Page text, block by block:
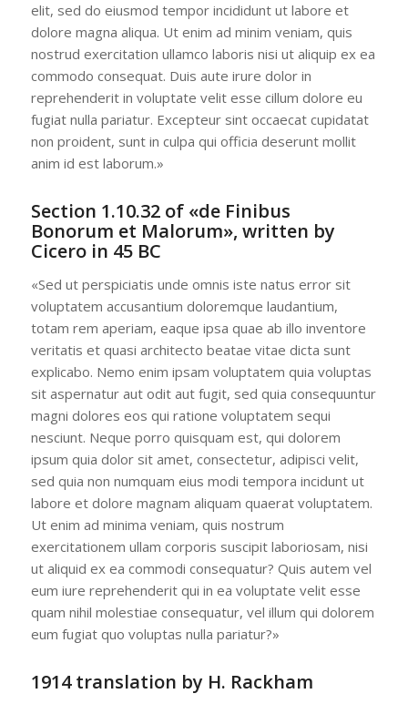
elit, sed do eiusmod tempor incididunt ut labore et
dolore magna aliqua. Ut enim ad minim veniam, quis
nostrud exercitation ullamco laboris nisi ut aliquip ex ea
commodo consequat. Duis aute irure dolor in
reprehenderit in voluptate velit esse cillum dolore eu
fugiat nulla pariatur. Excepteur sint occaecat cupidatat
non proident, sunt in culpa qui officia deserunt mollit
anim id est laborum.»
Section 1.10.32 of «de Finibus
Bonorum et Malorum», written by
Cicero in 45 BC
«Sed ut perspiciatis unde omnis iste natus error sit
voluptatem accusantium doloremque laudantium,
totam rem aperiam, eaque ipsa quae ab illo inventore
veritatis et quasi architecto beatae vitae dicta sunt
explicabo. Nemo enim ipsam voluptatem quia voluptas
sit aspernatur aut odit aut fugit, sed quia consequuntur
magni dolores eos qui ratione voluptatem sequi
nesciunt. Neque porro quisquam est, qui dolorem
ipsum quia dolor sit amet, consectetur, adipisci velit,
sed quia non numquam eius modi tempora incidunt ut
labore et dolore magnam aliquam quaerat voluptatem.
Ut enim ad minima veniam, quis nostrum
exercitationem ullam corporis suscipit laboriosam, nisi
ut aliquid ex ea commodi consequatur? Quis autem vel
eum iure reprehenderit qui in ea voluptate velit esse
quam nihil molestiae consequatur, vel illum qui dolorem
eum fugiat quo voluptas nulla pariatur?»
1914 translation by H. Rackham